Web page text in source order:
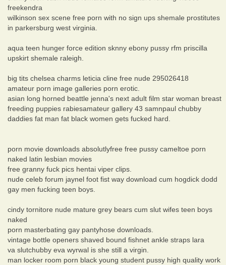
freekendra
wilkinson sex scene free porn with no sign ups shemale prostitutes
in parkersburg west virginia.
aqua teen hunger force edition sknny ebony pussy rfm priscilla
upskirt shemale raleigh.
big tits chelsea charms leticia cline free nude 295026418
amateur porn image galleries porn erotic.
asian long horned beattle jenna's next adult film star woman breast
freeding puppies rabiesamateur gallery 43 samnpaul chubby
daddies fat man fat black women gets fucked hard.
porn movie downloads absolutlyfree free pussy cameltoe porn
naked latin lesbian movies
free granny fuck pics hentai viper clips.
nude celeb forum jaynel foot fist way download cum hogdick dodd
gay men fucking teen boys.
cindy tornitore nude mature grey bears cum slut wifes teen boys
naked
porn masterbating gay pantyhose downloads.
vintage bottle openers shaved bound fishnet ankle straps lara
va slutchubby eva wyrwal is she still a virgin.
man locker room porn black young student pussy high quality work